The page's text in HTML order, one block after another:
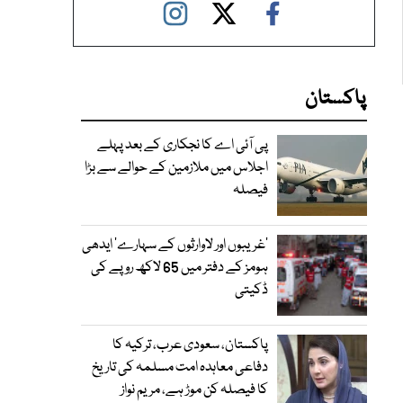
پاکستان
پی آئی اے کا نجکاری کے بعد پہلے
اجلاس میں ملازمین کے حوالے سے بڑا
فیصلہ
’غریبوں اور لاوارثوں کے سہارے‘ ایدھی
ہومز کے دفتر میں 65 لاکھ روپے کی
ڈکیتی
پاکستان، سعودی عرب، ترکیہ کا
دفاعی معاہدہ امت مسلمہ کی تاریخ
کا فیصلہ کن موڑ ہے، مریم نواز